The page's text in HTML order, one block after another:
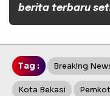
berita terbaru
Tag : Breaking
Kota Bekasi